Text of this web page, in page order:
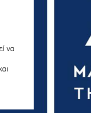
να